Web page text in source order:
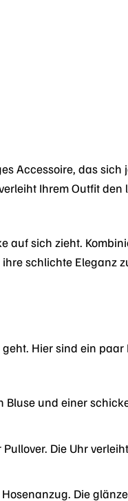
Accessoire, das
Ihrem Outfit den
auf sich zieht.
schlichte Eleganz
Hier sind ein
und einer
Die Uhr
Die